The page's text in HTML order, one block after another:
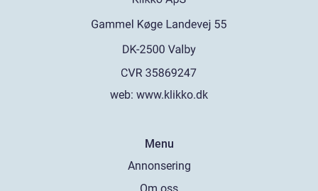
web: www.klikko.dk
Menu
Annonsering